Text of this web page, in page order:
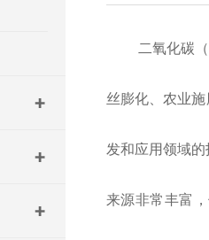
二氧化碳（
丝膨化、农业
发和应用领域
来源非常丰富